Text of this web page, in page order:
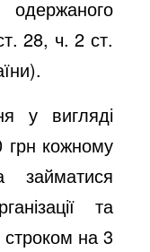
28, ч. 2 ст.
у вигляді
грн кожному
займатися
та
строком на 3